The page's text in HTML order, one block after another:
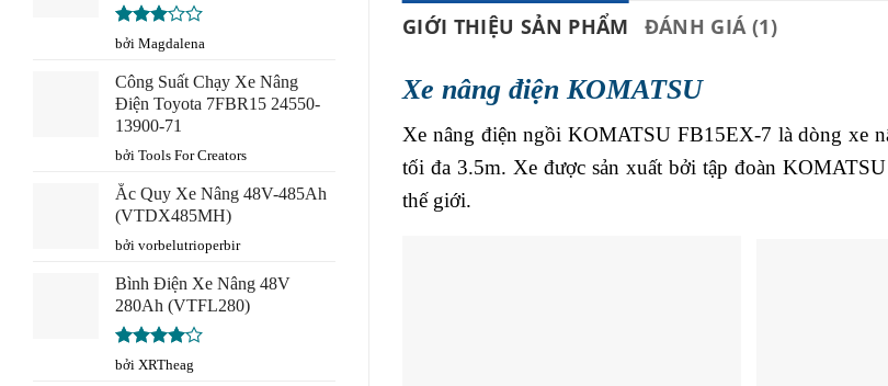
Được
hạng 3
5 sao
bởi Magdalena
Công Suất Chạy Xe Nâng
Điện Toyota 7FBR15 24550-
13900-71
bởi Tools For Creators
Ắc Quy Xe Nâng 48V-485Ah
(VTDX485MH)
bởi vorbelutrioperbir
Bình Điện Xe Nâng 48V
280Ah (VTFL280)
Được
bởi XRTheag
GIỚI THIỆU SẢN PHẨM ĐÁNH GIÁ (1)
Xe nâng điện KOMATSU
Xe nâng điện ngồi KOMATSU FB15EX-7 là dòng xe
tối đa 3.5m. Xe được sản xuất bởi tập đoàn
thế giới.